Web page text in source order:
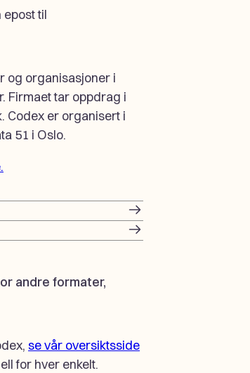
til
og organisasjoner i
Firmaet tar oppdrag i
Codex er organisert i
51 i Oslo.
andre formater,
se vår oversiktsside
for hver enkelt.